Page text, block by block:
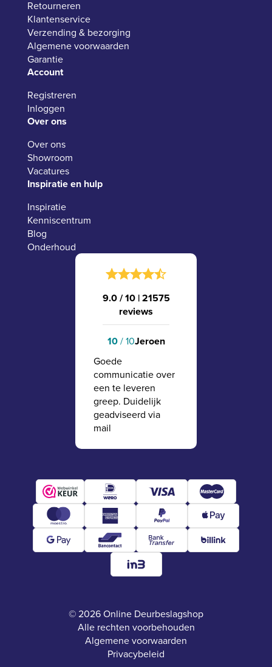
Retourneren
Klantenservice
Verzending & bezorging
Algemene voorwaarden
Garantie
Account
Registreren
Inloggen
Over ons
Over ons
Showroom
Vacatures
Inspiratie en hulp
Inspiratie
Kenniscentrum
Blog
Onderhoud
9.0 / 10 |21575
reviews
10/ 10Jeroen
Goede
communicatie over
een te leveren
greep. Duidelijk
geadviseerd via
mail
© 2026 Online Deurbeslagshop
Alle rechten voorbehouden
Algemene voorwaarden
Privacybeleid